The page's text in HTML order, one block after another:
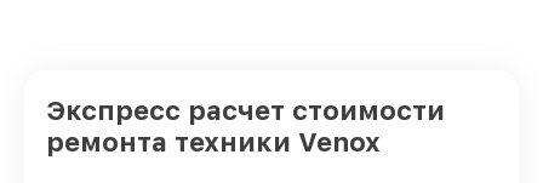
Экспресс расчет стоимости
ремонта техники Venox